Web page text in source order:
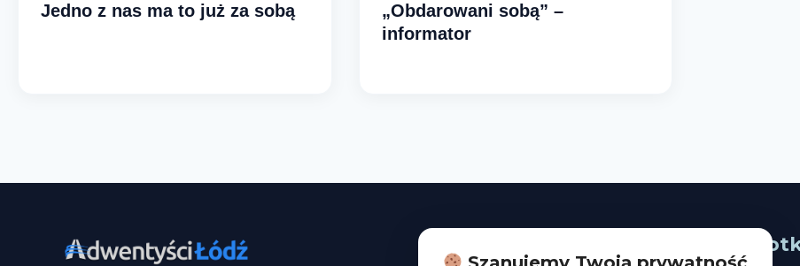
Jedno z nas ma to już za sobą
„Obdarowani sobą” –
informator